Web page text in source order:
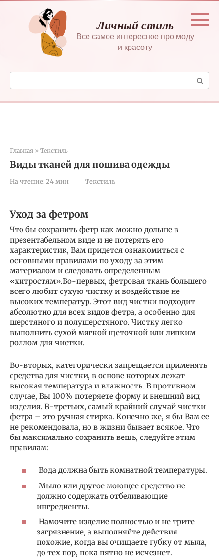
Перейти
контенту
Личный стиль
Все самое интересное про моду
и красоту
Поиск:
Главная » Текстиль
Виды тканей для пошива одежды
На чтение: 24 мин Текстиль
Уход за фетром
Что бы сохранить фетр как можно дольше в
презентабельном виде и не потерять его
характеристик, Вам придется ознакомиться с
основными правилами по уходу за этим
материалом и следовать определенным
«хитростям».Во-первых, фетровая ткань большего
всего любит сухую чистку и воздействие не
высоких температур. Этот вид чистки подходит
абсолютно для всех видов фетра, а особенно для
шерстяного и полушерстяного. Чистку легко
выполнить сухой мягкой щеточкой или липким
роллом для чистки.
Во-вторых, категорически запрещается применять
средства для чистки, в основе которых лежат
высокая температура и влажность. В противном
случае, Вы 100% потеряете форму и внешний вид
изделия. В-третьих, самый крайний случай чистки
фетра – это ручная стирка. Конечно же, я бы Вам ее
не рекомендовала, но в жизни бывает всякое. Что
бы максимально сохранить вещь, следуйте этим
правилам:
Вода должна быть комнатной температуры.
Мыло или другое моющее средство не
должно содержать отбеливающие
ингредиенты.
Намочите изделие полностью и не трите
загрязнение, а выполняйте действия
похожие, когда вы очищаете губку от мыла,
до тех пор, пока пятно не исчезнет.